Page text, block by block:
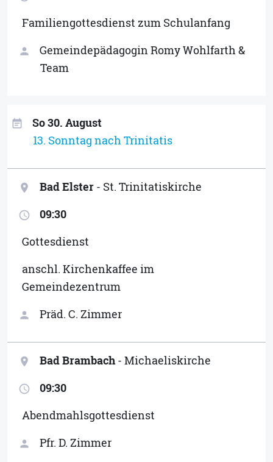
Familiengottesdienst zum Schulanfang
person
Gemeindepädagogin Romy Wohlfarth &
Team
event_note
So 30. August
13. Sonntag nach Trinitatis
location_on Bad Elster - St. Trinitatiskirche
access_time
09:30
Gottesdienst
anschl. Kirchenkaffee im
Gemeindezentrum
person Präd. C. Zimmer
location_on Bad Brambach - Michaeliskirche
access_time
09:30
Abendmahlsgottesdienst
person Pfr. D. Zimmer